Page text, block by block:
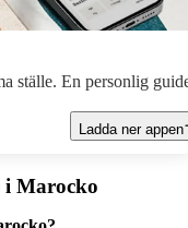
ställe. En personlig
Ladda ner appen
i Marocko